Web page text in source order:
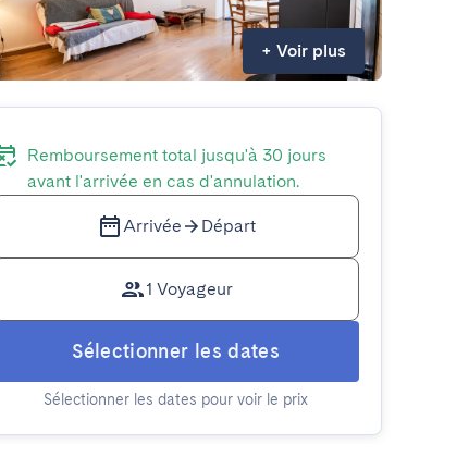
+ Voir plus
Remboursement total jusqu'à 30 jours
avant l'arrivée en cas d'annulation.
Arrivée Départ
1 Voyageur
Sélectionner les dates
Sélectionner les dates pour voir le prix